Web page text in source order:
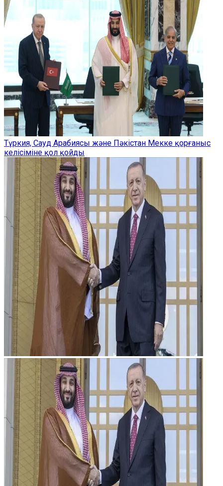
Түркия, Сауд Арабиясы және Пәкістан Мекке қорғаныс
келісіміне қол қойды